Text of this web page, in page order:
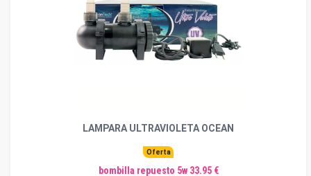
LAMPARA ULTRAVIOLETA OCEAN
Oferta
bombilla repuesto 5w 33.95 €